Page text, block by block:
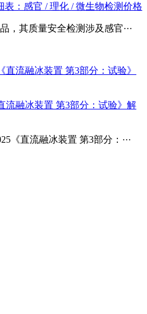
表：感官 / 理化 / 微生物检测价格
，其质量安全检测涉及感官···
流融冰装置 第3部分：试验》解
《直流融冰装置 第3部分：···